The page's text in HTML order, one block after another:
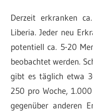
Derzeit erkranken
Liberia. Jeder neu
potentiell ca. 5-20
beobachtet werden.
gibt es täglich etwa
250 pro Woche,
gegenüber anderen